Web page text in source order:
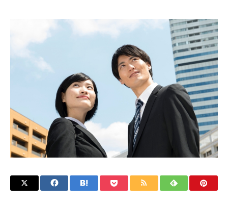
会社案内
お問い合わせ